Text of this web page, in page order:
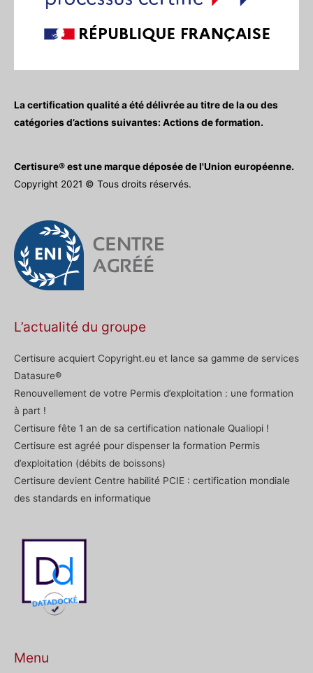
La certification qualité a été délivrée au titre de la ou des
catégories d’actions suivantes: Actions de formation.
Certisure® est une marque déposée de l'Union européenne.
Copyright 2021 © Tous droits réservés.
L’actualité du groupe
Certisure acquiert Copyright.eu et lance sa gamme de services
Datasure®
Renouvellement de votre Permis d’exploitation : une formation
à part !
Certisure fête 1 an de sa certification nationale Qualiopi !
Certisure est agréé pour dispenser la formation Permis
d’exploitation (débits de boissons)
Certisure devient Centre habilité PCIE : certification mondiale
des standards en informatique
Menu